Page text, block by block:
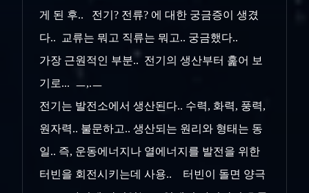
게 된 후.. 전기? 전류? 에 대한 궁금증이 생겼
다.. 교류는 뭐고 직류는 뭐고.. 궁금했다..
가장 근원적인 부분.. 전기의 생산부터 훑어 보
기로... ㅡ,.ㅡ
전기는 발전소에서 생산된다.. 수력, 화력, 풍력,
원자력.. 불문하고.. 생산되는 원리와 형태는 동
일.. 즉, 운동에너지나 열에너지를 발전을 위한
터빈을 회전시키는데 사용.. 터빈이 돌면 양극